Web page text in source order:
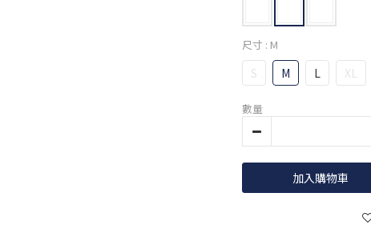
尺寸 : M
S M L XL
數量
加入購物車